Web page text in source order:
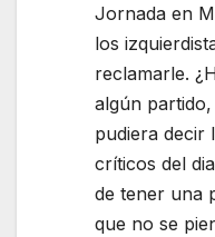
Jornada en
los
reclamarle.
algún
pudiera decir
críticos del
de tener una
que no se